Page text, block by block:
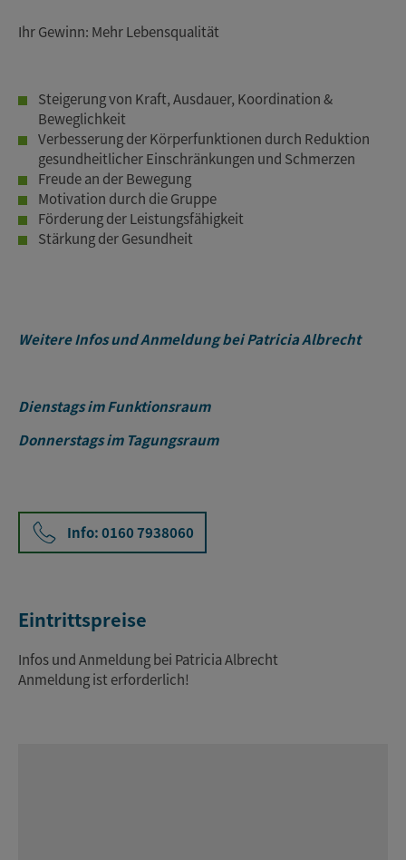
Ihr Gewinn: Mehr Lebensqualität
Steigerung von Kraft, Ausdauer, Koordination &
Beweglichkeit
Verbesserung der Körperfunktionen durch Reduktion
gesundheitlicher Einschränkungen und Schmerzen
Freude an der Bewegung
Motivation durch die Gruppe
Förderung der Leistungsfähigkeit
Stärkung der Gesundheit
Weitere Infos und Anmeldung bei Patricia Albrecht
Dienstags im Funktionsraum
Donnerstags im Tagungsraum
Info: 0160 7938060
Eintrittspreise
Infos und Anmeldung bei Patricia Albrecht
Anmeldung ist erforderlich!